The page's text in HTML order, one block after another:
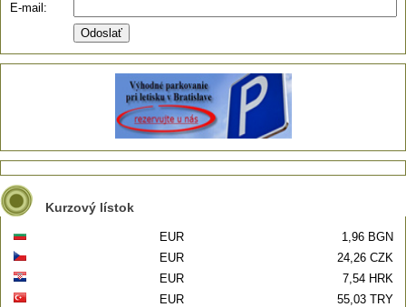
E-mail:
Kurzový lístok
EUR
1,96 BGN
EUR
24,26 CZK
EUR
7,54 HRK
EUR
55,03 TRY